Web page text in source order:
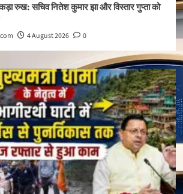
रुख: सचिव नितेश कुमार झा और विस्तार गुप्ता को
4 August 2026 0